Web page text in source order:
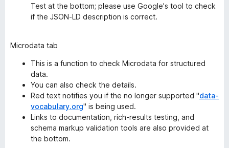
Test at the bottom; please use Google's tool to check
if the JSON-LD description is correct.
Microdata tab
This is a function to check Microdata for structured
data.
You can also check the details.
Red text notifies you if the no longer supported "data-
vocabulary.org" is being used.
Links to documentation, rich-results testing, and
schema markup validation tools are also provided at
the bottom.